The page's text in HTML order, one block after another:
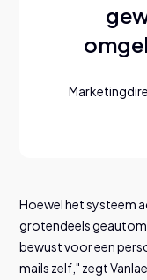
Hoewel het systeem
grotendeels
bewust voor een
mails zelf," zegt